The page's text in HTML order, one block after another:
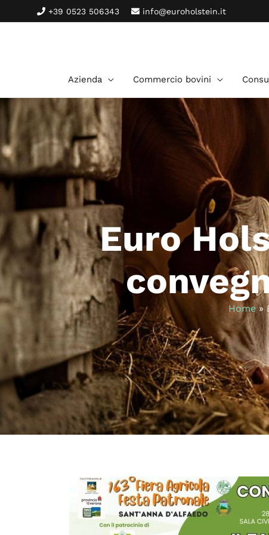
+39 0523 506343 info@euroholstein.it
Azienda Commercio bovini
Euro
Home»